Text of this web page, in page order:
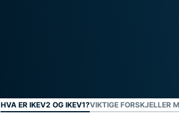
HVA ER IKEV2 OG IKEV1?VIKTIGE FORSKJELLER